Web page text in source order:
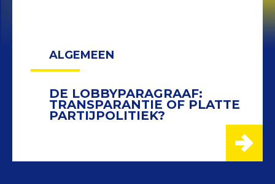
ALGEMEEN
DE LOBBYPARAGRAAF:
TRANSPARANTIE OF PLATTE
PARTIJPOLITIEK?